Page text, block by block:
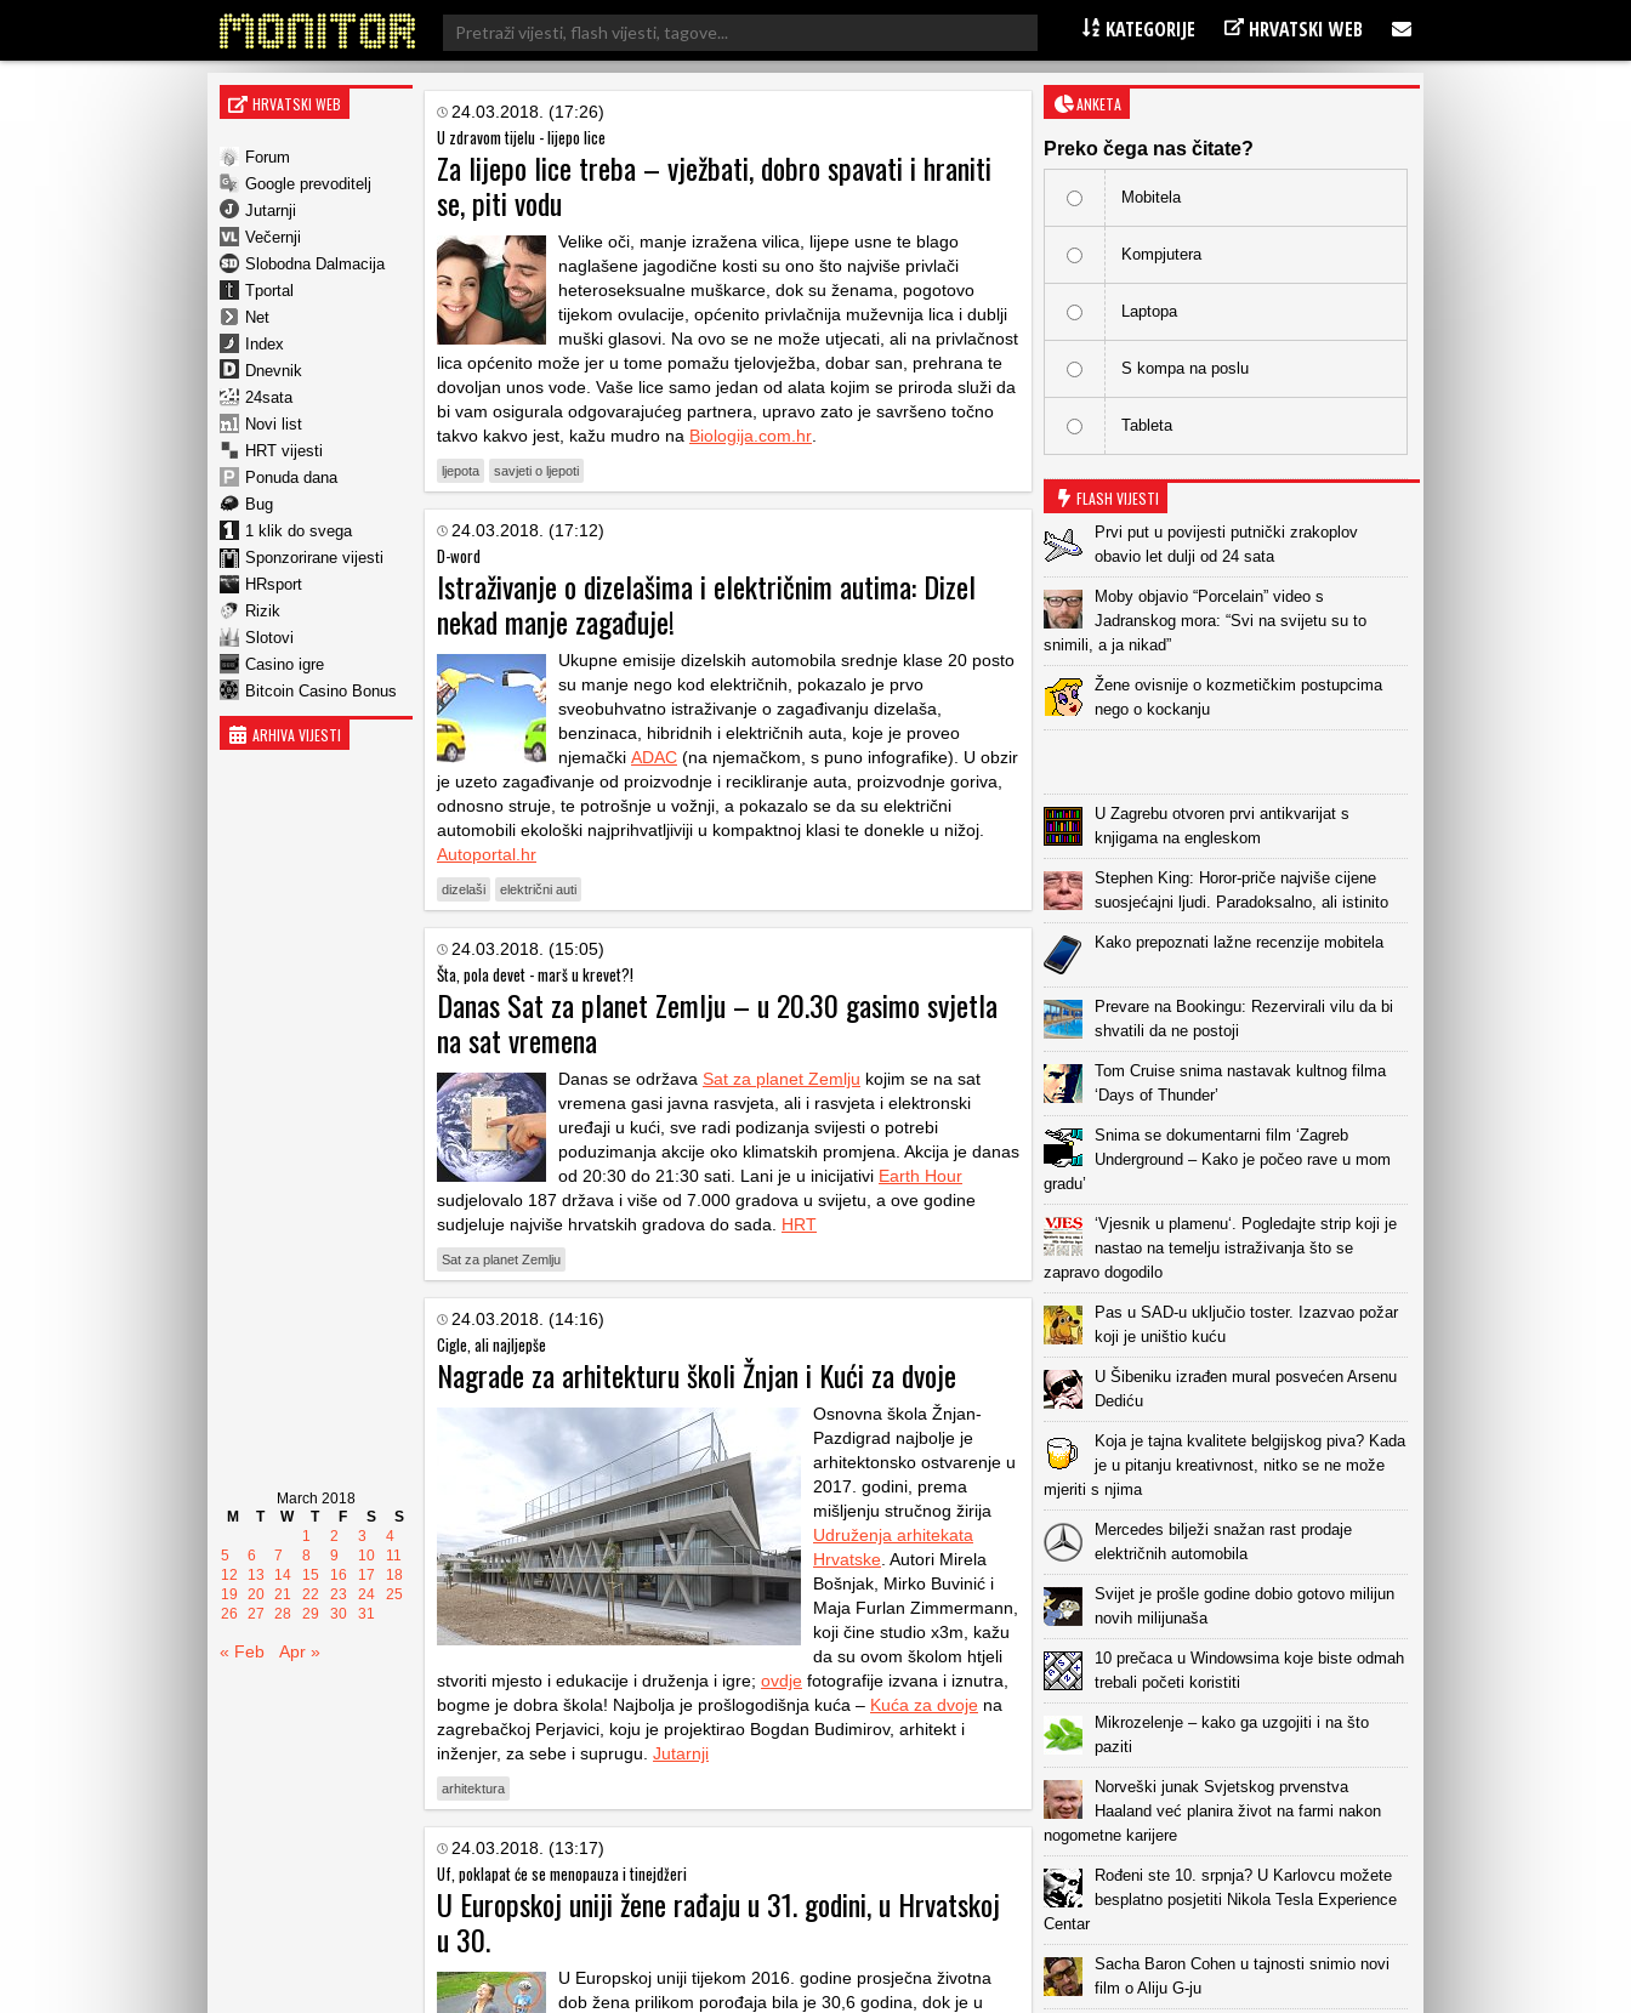
Search
for:
KATEGORIJE HRVATSKI WEB
HRVATSKI WEB
Forum
Google prevoditelj
Jutarnji
Večernji
Slobodna Dalmacija
Tportal
Net
Index
Dnevnik
24sata
Novi list
HRT vijesti
Ponuda dana
Bug
1 klik do svega
Sponzorirane vijesti
HRsport
Rizik
Slotovi
Casino igre
Bitcoin Casino Bonus
ARHIVA VIJESTI
March 2018
M
T W T F S
S
1
2 3
4
5
6 7 8 9 10
11
12
13 14 15 16 17
18
19
20 21 22 23 24
25
26
27 28 29 30 31
« Feb Apr »
24.03.2018. (17:26)
U zdravom tijelu - lijepo lice
Za lijepo lice treba – vježbati, dobro spavati i hraniti
se, piti vodu
Velike oči, manje izražena vilica, lijepe usne te blago
naglašene jagodične kosti su ono što najviše privlači
heteroseksualne muškarce, dok su ženama, pogotovo
tijekom ovulacije, općenito privlačnija muževnija lica i dublji
muški glasovi. Na ovo se ne može utjecati, ali na privlačnost
lica općenito može jer u tome pomažu tjelovježba, dobar san, prehrana te
dovoljan unos vode. Vaše lice samo jedan od alata kojim se priroda služi da
bi vam osigurala odgovarajućeg partnera, upravo zato je savršeno točno
takvo kakvo jest, kažu mudro na Biologija.com.hr
ljepota savjeti o ljepoti
24.03.2018. (17:12)
D-word
Istraživanje o dizelašima i električnim autima: Dizel
nekad manje zagađuje!
Ukupne emisije dizelskih automobila srednje klase 20 posto
su manje nego kod električnih, pokazalo je prvo
sveobuhvatno istraživanje o zagađivanju dizelaša,
benzinaca, hibridnih i električnih auta, koje je proveo
njemački ADAC (na njemačkom, s puno infografike). U obzir
je uzeto zagađivanje od proizvodnje i recikliranje auta, proizvodnje goriva,
odnosno struje, te potrošnje u vožnji, a pokazalo se da su električni
automobili ekološki najprihvatljiviji u kompaktnoj klasi te donekle u nižoj.
Autoportal.hr
dizelaši električni auti
24.03.2018. (15:05)
Šta, pola devet - marš u krevet?!
Danas Sat za planet Zemlju – u 20.30 gasimo svjetla
na sat vremena
Danas se održava Sat za planet Zemlju kojim se na sat
vremena gasi javna rasvjeta, ali i rasvjeta i elektronski
uređaji u kući, sve radi podizanja svijesti o potrebi
poduzimanja akcije oko klimatskih promjena. Akcija je danas
od 20:30 do 21:30 sati. Lani je u inicijativi Earth Hour
sudjelovalo 187 država i više od 7.000 gradova u svijetu, a ove godine
sudjeluje najviše hrvatskih gradova do sada. HRT
Sat za planet Zemlju
24.03.2018. (14:16)
Cigle, ali najljepše
Nagrade za arhitekturu školi Žnjan i Kući za dvoje
Osnovna škola Žnjan-
Pazdigrad najbolje je
arhitektonsko ostvarenje u
2017. godini, prema
mišljenju stručnog žirija
Udruženja arhitekata
Hrvatske . Autori Mirela
Bošnjak, Mirko Buvinić i
Maja Furlan Zimmermann,
koji čine studio x3m, kažu
da su ovom školom htjeli
stvoriti mjesto i edukacije i druženja i igre; ovdje fotografije izvana i iznutra,
bogme je dobra škola! Najbolja je prošlogodišnja kuća – Kuća za dvoje na
zagrebačkoj Perjavici, koju je projektirao Bogdan Budimirov, arhitekt i
inženjer, za sebe i suprugu. Jutarnji
arhitektura
24.03.2018. (13:17)
Uf, poklapat će se menopauza i tinejdžeri
U Europskoj uniji žene rađaju u 31. godini, u Hrvatskoj
u 30.
U Europskoj uniji tijekom 2016. godine prosječna životna
dob žena prilikom porođaja bila je 30,6 godina, dok je u
ANKETA
Preko čega nas čitate?
Mobitela
Kompjutera
Laptopa
S kompa na poslu
Tableta
FLASH VIJESTI
Prvi put u povijesti putnički zrakoplov
obavio let dulji od 24 sata
Moby objavio “Porcelain” video s
Jadranskog mora: “Svi na svijetu su to
snimili, a ja nikad”
Žene ovisnije o kozmetičkim postupcima
nego o kockanju
U Zagrebu otvoren prvi antikvarijat s
knjigama na engleskom
Stephen King: Horor-priče najviše cijene
suosjećajni ljudi. Paradoksalno, ali istinito
Kako prepoznati lažne recenzije mobitela
Prevare na Bookingu: Rezervirali vilu da bi
shvatili da ne postoji
Tom Cruise snima nastavak kultnog filma
‘Days of Thunder’
Snima se dokumentarni film ‘Zagreb
Underground – Kako je počeo rave u mom
gradu’
‘Vjesnik u plamenu‘. Pogledajte strip koji je
nastao na temelju istraživanja što se
zapravo dogodilo
Pas u SAD-u uključio toster. Izazvao požar
koji je uništio kuću
U Šibeniku izrađen mural posvećen Arsenu
Dediću
Koja je tajna kvalitete belgijskog piva? Kada
je u pitanju kreativnost, nitko se ne može
mjeriti s njima
Mercedes bilježi snažan rast prodaje
električnih automobila
Svijet je prošle godine dobio gotovo milijun
novih milijunaša
10 prečaca u Windowsima koje biste odmah
trebali početi koristiti
Mikrozelenje – kako ga uzgojiti i na što
paziti
Norveški junak Svjetskog prvenstva
Haaland već planira život na farmi nakon
nogometne karijere
Rođeni ste 10. srpnja? U Karlovcu možete
besplatno posjetiti Nikola Tesla Experience
Centar
Sacha Baron Cohen u tajnosti snimio novi
film o Aliju G-ju